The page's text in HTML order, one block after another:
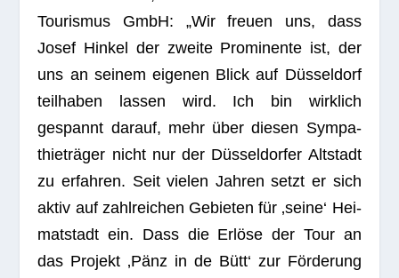
Tou­ris­mus GmbH: „Wir freuen uns, dass
Josef Hin­kel der zweite Pro­mi­nente ist, der
uns an sei­nem eige­nen Blick auf Düs­sel­dorf
teil­ha­ben las­sen wird. Ich bin wirk­lich
gespannt dar­auf, mehr über die­sen Sym­pa­
thie­trä­ger nicht nur der Düs­sel­dor­fer Alt­stadt
zu erfah­ren. Seit vie­len Jah­ren setzt er sich
aktiv auf zahl­rei­chen Gebie­ten für ‚seine‘ Hei­
mat­stadt ein. Dass die Erlöse der Tour an
das Pro­jekt ‚Pänz in de Bütt‘ zur För­de­rung